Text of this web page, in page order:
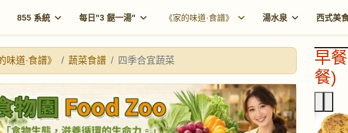
855 系統 每日"3 餸一湯" 《家的味道·食譜》 湯水泉 西式美
味道·食譜》 蔬菜食譜 四季合宜蔬菜
早
餐)